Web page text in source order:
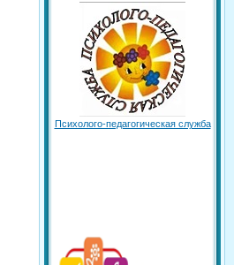
Психолого-педагогическая служба